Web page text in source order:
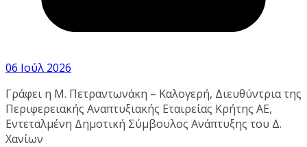
06 Ιούλ 2026
Γράφει η Μ. Πετραντωνάκη – Καλογερή, Διευθύντρια της
Περιφερειακής Αναπτυξιακής Εταιρείας Κρήτης ΑΕ,
Εντεταλμένη Δημοτική Σύμβουλος Ανάπτυξης του Δ.
Χανίων